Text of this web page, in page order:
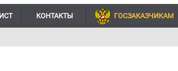
КОНТАКТЫ ГОСЗАКАЗЧИКАМ